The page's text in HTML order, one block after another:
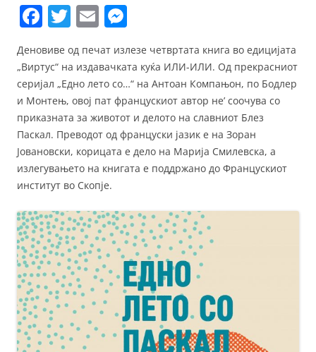
F
c
e
b
o
o
k
T
itt
er
E
ai
l
ss
e
n
g
er
Деновиве од печат излезе четвртата книга во едицијата
„Виртус“ на издавачката куќа ИЛИ-ИЛИ. Од прекрасниот
серијал „Едно лето со…“ на Антоан Компањон, по Бодлер
и Монтењ, овој пат францускиот автор не’ соочува со
приказната за животот и делото на славниот Блез
Паскал. Преводот од француски јазик е на Зоран
Јовановски, корицата е дело на Марија Смилевска, а
излегувањето на книгата е поддржано до Францускиот
институт во Скопје.